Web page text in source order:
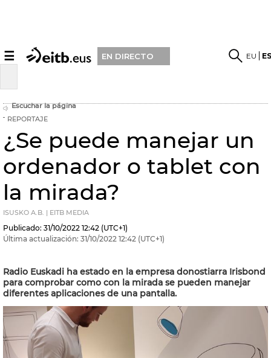
☰ EN DIRECTO EU
Escuchar la página
REPORTAJE
¿Se puede manejar un
ordenador o tablet con
la mirada?
ISUSKO A.B. | EITB MEDIA
Publicado: 31/10/2022 12:42 (UTC+1)
Última actualización: 31/10/2022 12:42 (UTC+1)
Radio Euskadi ha estado en la empresa donostiarra Irisbond
para comprobar como con la mirada se pueden manejar
diferentes aplicaciones de una pantalla.